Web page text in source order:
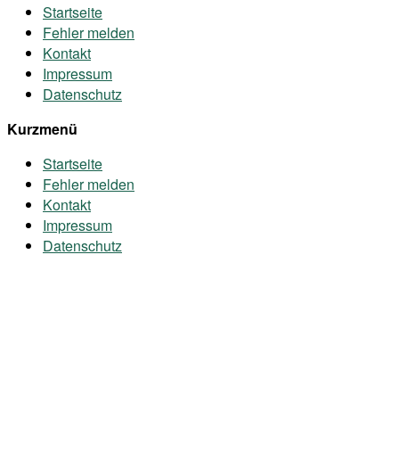
Startseite
Fehler melden
Kontakt
Impressum
Datenschutz
Kurzmenü
Startseite
Fehler melden
Kontakt
Impressum
Datenschutz